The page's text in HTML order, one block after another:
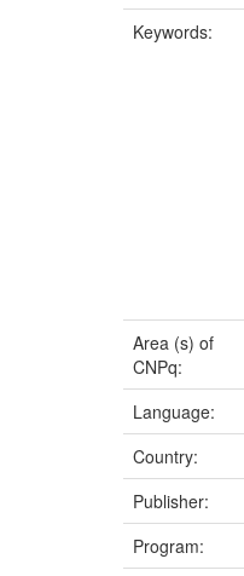
Keywords:
Area (s) of
CNPq:
Language:
Country:
Publisher:
Program: